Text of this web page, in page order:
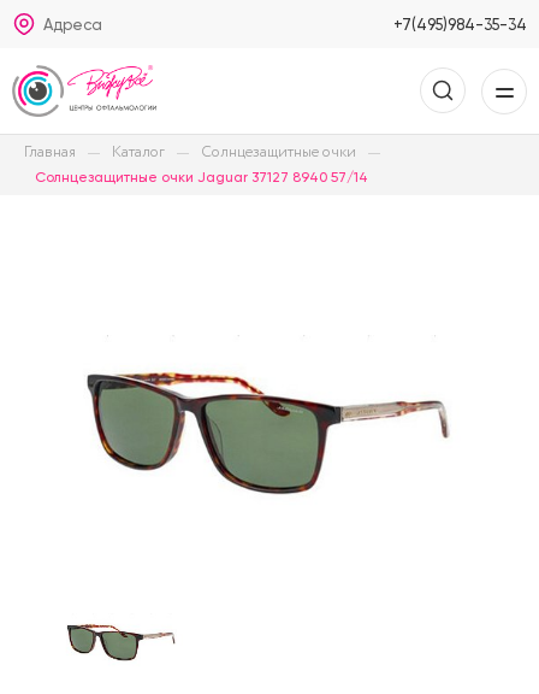
Адреса +7(495)984-35-34
Главная Каталог Солнцезащитные очки
Солнцезащитные очки Jaguar 37127 8940 57/14